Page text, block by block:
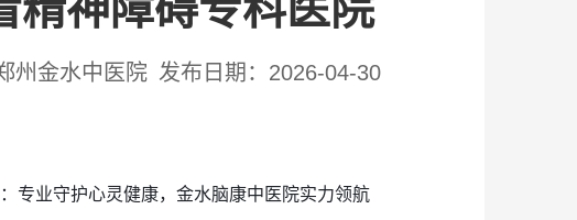
州金水中医院 发布日期：2026-04-30
专业守护心灵健康，金水脑康中医院实力领航